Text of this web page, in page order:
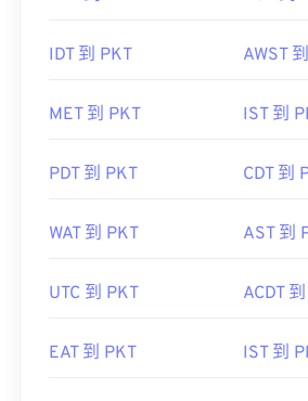
IDT 到 PKT AWST
MET 到 PKT IST 到
PDT 到 PKT CDT 到
WAT 到 PKT AST 到
UTC 到 PKT ACDT
EAT 到 PKT IST 到